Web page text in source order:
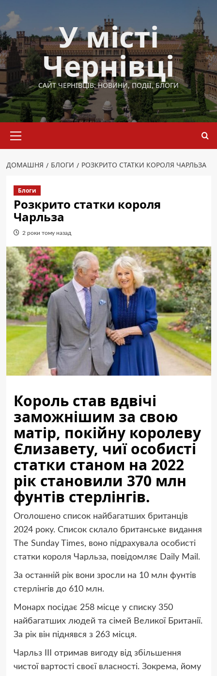
до
вмісту
У місті
Чернівці
САЙТ ЧЕРНІВЦІВ: НОВИНИ, ПОДІЇ, БЛОГИ
меню
ДОМАШНЯ БЛОГИ РОЗКРИТО СТАТКИ КОРОЛЯ ЧАРЛЬЗА
Блоги
Розкрито статки короля
Чарльза
2 роки тому назад
Король став вдвічі
заможнішим за свою
матір, покійну королеву
Єлизавету, чиї особисті
статки станом на 2022
рік становили 370 млн
фунтів стерлінгів.
Оголошено список найбагатших британців
2024 року. Список склало британське видання
The Sunday Times, воно підрахувала особисті
статки короля Чарльза, повідомляє Daily Mail.
За останній рік вони зросли на 10 млн фунтів
стерлінгів до 610 млн.
Монарх посідає 258 місце у списку 350
найбагатших людей та сімей Великої Британії.
За рік він піднявся з 263 місця.
Чарльз ІІІ отримав вигоду від збільшення
чистої вартості своєї власності. Зокрема, йому